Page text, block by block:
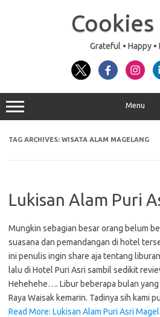
Grateful • Happy •
Menu
TAG ARCHIVES: WISATA ALAM MAGELANG
Lukisan Alam Puri
Mungkin sebagian besar orang belum
suasana dan pemandangan di hotel
ini penulis ingin share aja tentang
lalu di Hotel Puri Asri sambil sedikit
Hehehehe…. Libur beberapa bulan
Raya Waisak kemarin. Tadinya sih kami
Read More: Lukisan Alam Puri Asri